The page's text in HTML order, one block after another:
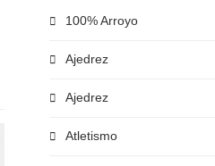
100% Arroyo
Ajedrez
Ajedrez
Atletismo